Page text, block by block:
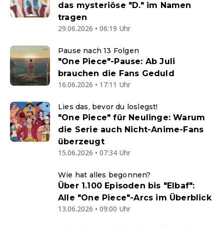
das mysteriöse "D." im Namen
tragen
29.06.2026 • 06:19 Uhr
Pause nach 13 Folgen
"One Piece"-Pause: Ab Juli
brauchen die Fans Geduld
16.06.2026 • 17:11 Uhr
Lies das, bevor du loslegst!
"One Piece" für Neulinge: Warum
die Serie auch Nicht-Anime-Fans
überzeugt
15.06.2026 • 07:34 Uhr
Wie hat alles begonnen?
Über 1.100 Episoden bis "Elbaf":
Alle "One Piece"-Arcs im Überblick
13.06.2026 • 09:00 Uhr